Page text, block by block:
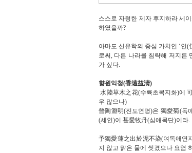
스스로 자청한 제자 후지하라 세
하였을까?
아마도 신유학의 중심 가치인 ‘인(
로써, 다른 나라를 침략해 저지른
가 싶다.
향원익청(香遠益淸)
水陸草木之花(수륙초목지화)에
우 많으나)
晉陶淵明(진도연명)은 獨愛菊(독
(세인)이 甚愛牧丹(심애목단)이라.
予獨愛蓮之出於泥不染(여독애연
지 않고 맑은 물에 씻겼으나 요염